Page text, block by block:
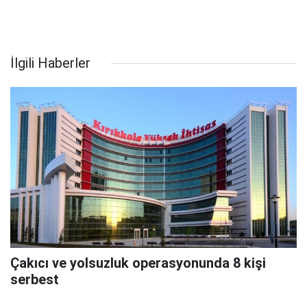
İlgili Haberler
Çakıcı ve yolsuzluk operasyonunda 8 kişi
serbest